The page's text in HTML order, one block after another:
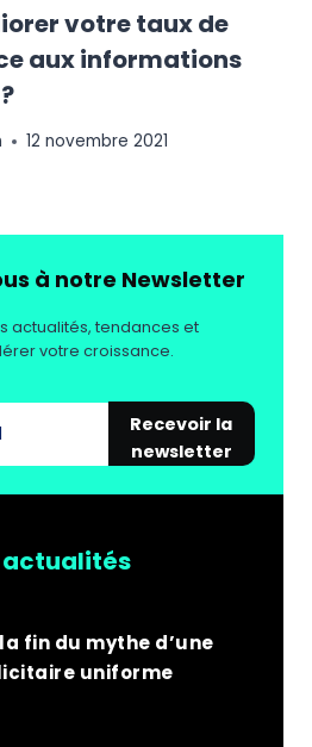
votre taux de
aux informations
12 novembre 2021
à notre Newsletter
actualités, tendances et
votre croissance.
Recevoir la
newsletter
actualités
la fin du mythe d’une
uniforme